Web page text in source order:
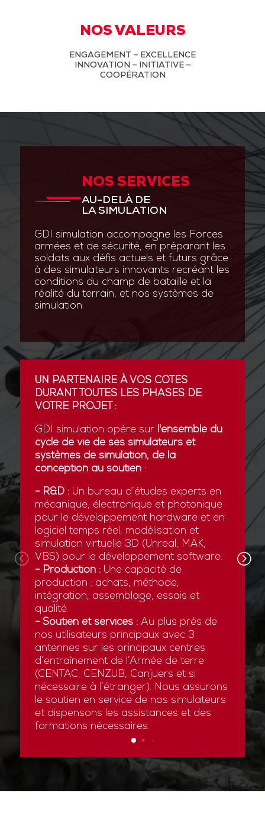
NOS VALEURS
ENGAGEMENT – EXCELLENCE
INNOVATION – INITIATIVE –
COOPÉRATION
NOS SERVICES
AU-DELÀ DE
LA SIMULATION
GDI simulation accompagne les Forces
armées et de sécurité, en préparant les
soldats aux défis actuels et futurs grâce
à des simulateurs innovants recréant les
conditions du champ de bataille et la
réalité du terrain, et nos systèmes de
simulation.
UN PARTENAIRE À VOS CÔTÉS
DURANT TOUTES LES PHASES DE
VOTRE PROJET :
GDI simulation opère sur l'ensemble du
cycle de vie de ses simulateurs et
systèmes de simulation, de la
conception au soutien:
- R&D :Un bureau d’études experts en
mécanique, électronique et photonique
pour le développement hardware et en
logiciel temps réel, modélisation et
simulation virtuelle 3D (Unreal, MÄK,
VBS) pour le développement software.
- Production :Une capacité de
production : achats, méthode,
intégration, assemblage, essais et
qualité.
- Soutien et services :Au plus près de
nos utilisateurs principaux avec 3
antennes sur les principaux centres
d’entraînement de l’Armée de terre
(CENTAC, CENZUB, Canjuers et si
nécessaire à l’étranger). Nous assurons
le soutien en service de nos simulateurs
et dispensons les assistances et des
formations nécessaires.